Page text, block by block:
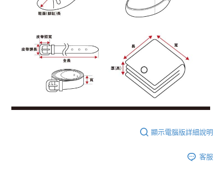
顯示電腦版詳細說明
客服